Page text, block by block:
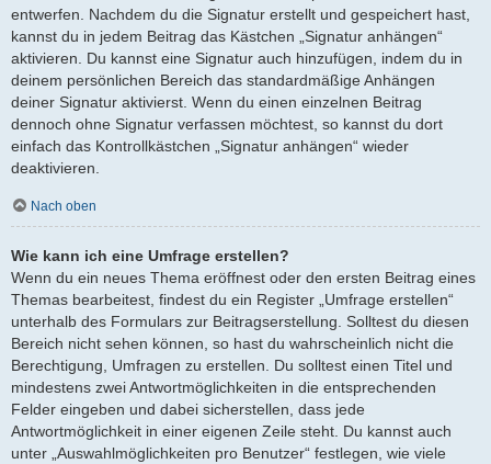
entwerfen. Nachdem du die Signatur erstellt und gespeichert hast,
kannst du in jedem Beitrag das Kästchen „Signatur anhängen“
aktivieren. Du kannst eine Signatur auch hinzufügen, indem du in
deinem persönlichen Bereich das standardmäßige Anhängen
deiner Signatur aktivierst. Wenn du einen einzelnen Beitrag
dennoch ohne Signatur verfassen möchtest, so kannst du dort
einfach das Kontrollkästchen „Signatur anhängen“ wieder
deaktivieren.
Nach oben
Wie kann ich eine Umfrage erstellen?
Wenn du ein neues Thema eröffnest oder den ersten Beitrag eines
Themas bearbeitest, findest du ein Register „Umfrage erstellen“
unterhalb des Formulars zur Beitragserstellung. Solltest du diesen
Bereich nicht sehen können, so hast du wahrscheinlich nicht die
Berechtigung, Umfragen zu erstellen. Du solltest einen Titel und
mindestens zwei Antwortmöglichkeiten in die entsprechenden
Felder eingeben und dabei sicherstellen, dass jede
Antwortmöglichkeit in einer eigenen Zeile steht. Du kannst auch
unter „Auswahlmöglichkeiten pro Benutzer“ festlegen, wie viele